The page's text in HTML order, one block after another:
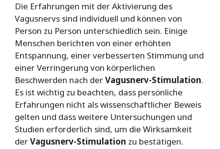
Die Erfahrungen mit der Aktivierung des
Vagusnervs sind individuell und können von
Person zu Person unterschiedlich sein. Einige
Menschen berichten von einer erhöhten
Entspannung, einer verbesserten Stimmung und
einer Verringerung von körperlichen
Beschwerden nach derVagusnerv-Stimulation.
Es ist wichtig zu beachten, dass persönliche
Erfahrungen nicht als wissenschaftlicher Beweis
gelten und dass weitere Untersuchungen und
Studien erforderlich sind, um die Wirksamkeit
derVagusnerv-Stimulation zu bestätigen.